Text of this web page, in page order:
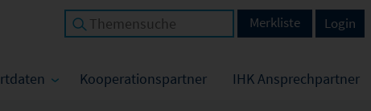
Kooperationspartner IHK Ansprechpartner
Login
Merkliste